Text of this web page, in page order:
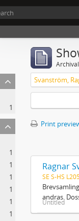
1
1
1
1
1
1
1
Svanström,
Print
Ragnar
SE S-HS
andras.
Untitled